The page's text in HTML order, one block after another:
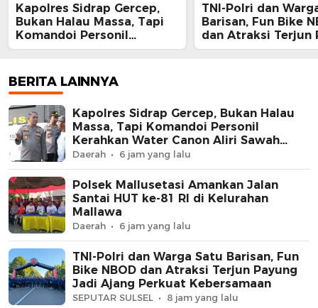
Kapolres Sidrap Gercep,
Bukan Halau Massa, Tapi
Komandoi Personil
Kerahkan Water Canon
TNI-Polri dan
Barisan, Fun Bike
dan Atraksi Terjun
Jadi Ajang Perkuat
BERITA LAINNYA
Kapolres Sidrap Gercep, Bukan Halau
Massa, Tapi Komandoi Personil
Kerahkan Water Canon Aliri Sawah
Petani
Daerah 6 jam yang lalu
Polsek Mallusetasi Amankan Jalan
Santai HUT ke-81 RI di Kelurahan
Mallawa
Daerah 6 jam yang lalu
TNI-Polri dan Warga Satu Barisan, Fun
Bike NBOD dan Atraksi Terjun Payung
Jadi Ajang Perkuat Kebersamaan
SEPUTAR SULSEL 8 jam yang lalu